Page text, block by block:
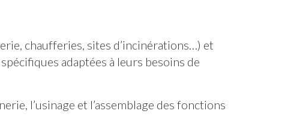
chaufferies, sites d’incinérations…) et
adaptées à leurs besoins de
l’usinage et l’assemblage des fonctions